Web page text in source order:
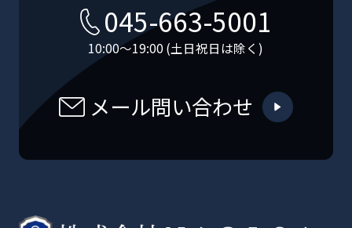
045-663-5001
10:00〜19:00 (土日祝日は除く)
メール問い合わせ